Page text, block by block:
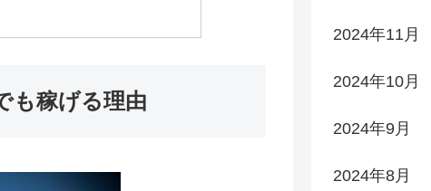
も稼げる理由
2024年11月
2024年10月
2024年9月
2024年8月